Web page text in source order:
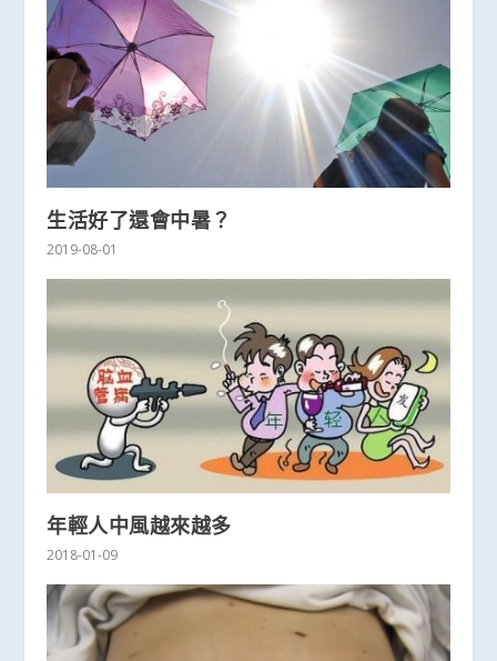
生活好了還會中暑？
2019-08-01
年輕人中風越來越多
2018-01-09